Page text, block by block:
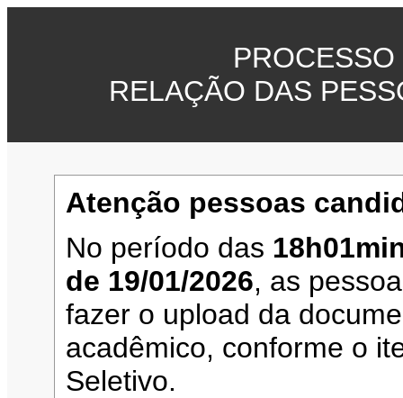
RELAÇÃO DAS
Atenção pessoas
No período das
de 19/01/2026, as
fazer o upload da
acadêmico, conforme o
Seletivo.